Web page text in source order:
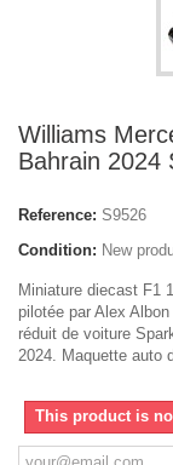
Williams
Bahrain 2024
Reference: S9526
Condition: New
Miniature diecast F1
pilotée par Alex
réduit de voiture
2024. Maquette auto
This product is